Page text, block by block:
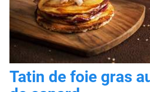
Tatin de foie gras